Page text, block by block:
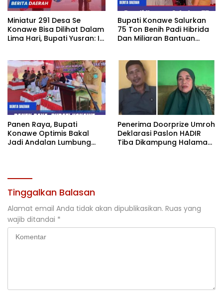
Miniatur 291 Desa Se
Konawe Bisa Dilihat Dalam
Lima Hari, Bupati Yusran: Ini
Pembangunan
Bupati Konawe Salurkan
75 Ton Benih Padi Hibrida
Dan Miliaran Bantuan
Panen Raya, Bupati
Konawe Optimis Bakal
Jadi Andalan Lumbung
Penerima Doorprize Umroh
Deklarasi Paslon HADIR
Tiba Dikampung Halaman,
Tinggalkan Balasan
Alamat email Anda tidak akan dipublikasikan. Ruas yang
wajib ditandai *